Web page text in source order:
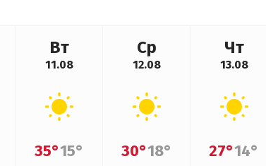
Вт
11.08
35°15°
Ср
12.08
30°18°
Чт
13.08
27°14°